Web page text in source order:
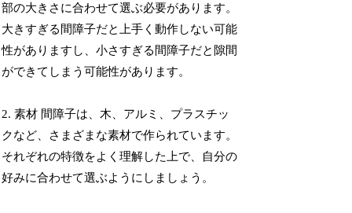
部の大きさに合わせて選ぶ必要があります。
大きすぎる間障子だと上手く動作しない可能
性がありますし、小さすぎる間障子だと隙間
ができてしまう可能性があります。
2. 素材 間障子は、木、アルミ、プラスチッ
クなど、さまざまな素材で作られています。
それぞれの特徴をよく理解した上で、自分の
好みに合わせて選ぶようにしましょう。